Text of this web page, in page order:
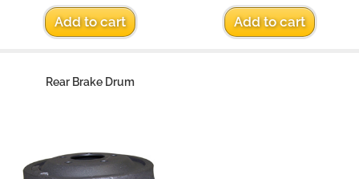
Add to cart Add to cart
Rear Brake Drum